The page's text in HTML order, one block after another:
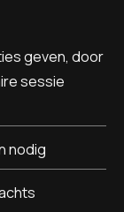
geven, door
sessie
nodig